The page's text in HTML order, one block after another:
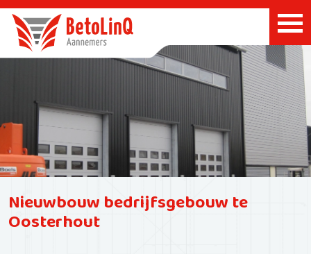
Nieuwbouw bedrijfsgebouw te
Oosterhout